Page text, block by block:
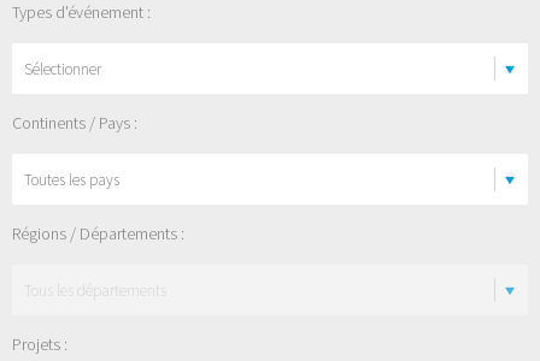
Types d'événement :
Sélectionner
Continents / Pays :
Régions / Départements :
Projets :